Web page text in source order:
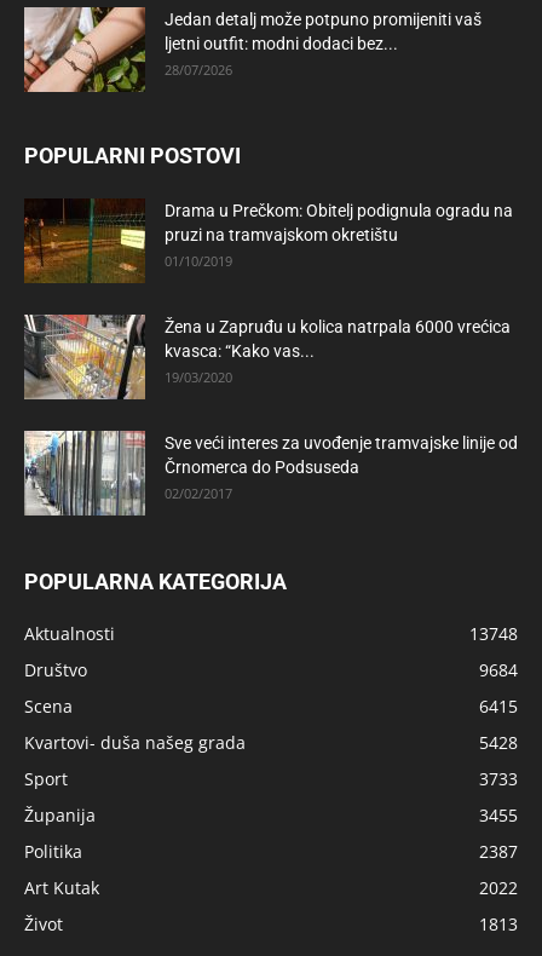
Jedan detalj može potpuno promijeniti vaš
ljetni outfit: modni dodaci bez...
28/07/2026
POPULARNI POSTOVI
Drama u Prečkom: Obitelj podignula ogradu na
pruzi na tramvajskom okretištu
01/10/2019
Žena u Zapruđu u kolica natrpala 6000 vrećica
kvasca: “Kako vas...
19/03/2020
Sve veći interes za uvođenje tramvajske linije od
Črnomerca do Podsuseda
02/02/2017
POPULARNA KATEGORIJA
Aktualnosti
13748
Društvo
9684
Scena
6415
Kvartovi- duša našeg grada
5428
Sport
3733
Županija
3455
Politika
2387
Art Kutak
2022
Život
1813